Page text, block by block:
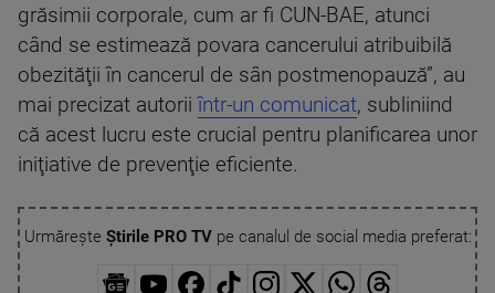
grăsimii corporale, cum ar fi CUN-BAE, atunci
când se estimează povara cancerului atribuibilă
obezităţii în cancerul de sân postmenopauză”, au
mai precizat autoriiîntr-un comunicat, subliniind
că acest lucru este crucial pentru planificarea unor
iniţiative de prevenţie eficiente.
Urmărește Știrile PRO TVpe canalul de social media preferat: